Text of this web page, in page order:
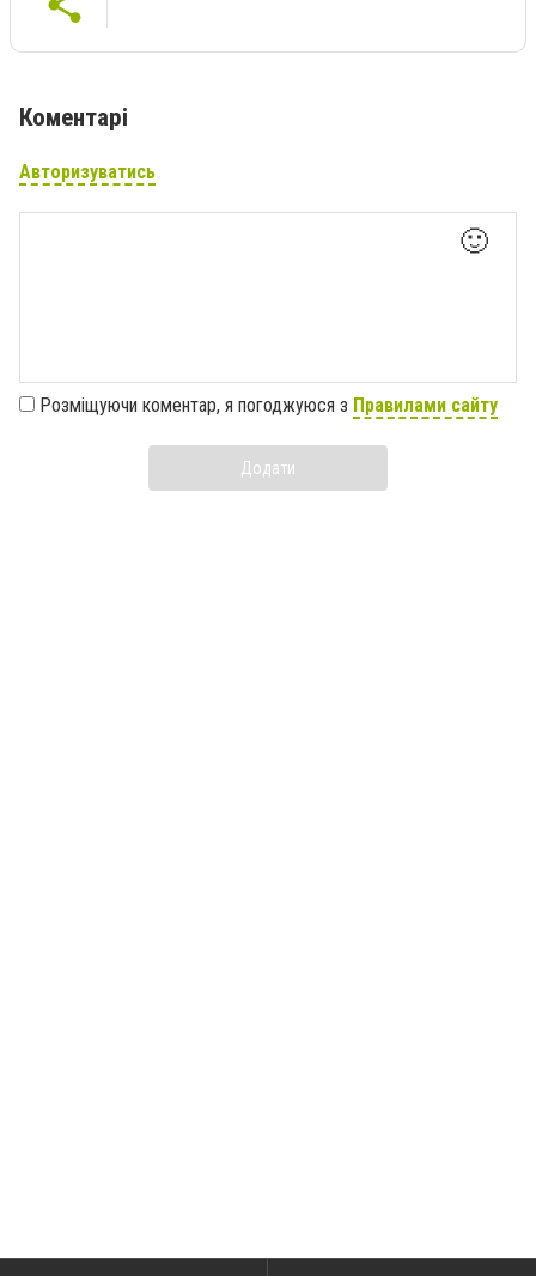
Коментарі
Авторизуватись
🙂
Розміщуючи коментар, я погоджуюся з Правилами сайту
Додати